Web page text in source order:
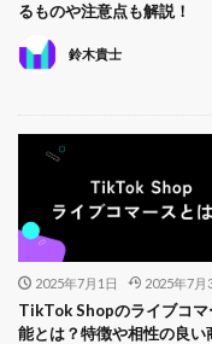
るものや注意点も解説！
鈴木貴士
2025年7月1日 2025年7月
TikTok Shopのライブコマ
能とは？特徴や相性の良い